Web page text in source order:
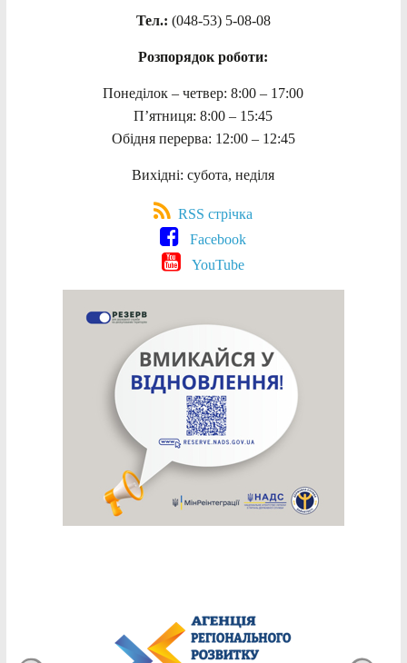
Тел.: (048-53) 5-08-08
Розпорядок роботи:
Понеділок – четвер: 8:00 – 17:00
П’ятниця: 8:00 – 15:45
Обідня перерва: 12:00 – 12:45
Вихідні: субота, неділя
RSS стрічка
Facebook
YouTube